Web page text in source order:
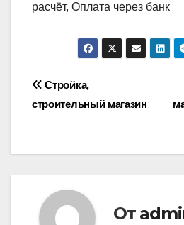
расчёт, Оплата через банк
Навигация
по
записям
Стройка,
строительный магазин
От